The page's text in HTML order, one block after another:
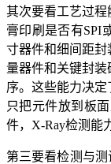
其次要看工艺过
膏印刷是否有SPI
寸器件和细间距
量器件和关键封
序。这些能力决
只把元件放到板
件，X-Ray检测能
第三要看检测与